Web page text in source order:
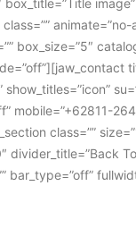
box_title=”Title
animate=”no-
box_size=”5″
mobile=”+62811-
class=””
divider_title=”Back